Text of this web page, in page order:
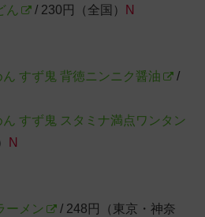
ん
/ 230円（全国） N
すず鬼 背徳ニンニク醤油
/
すず鬼 スタミナ満点ワンタン
N
ーメン
/ 248円（東京・神奈